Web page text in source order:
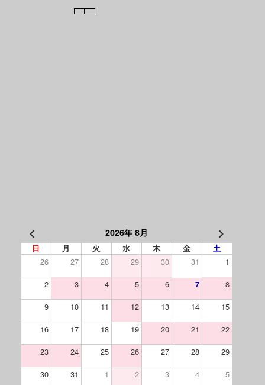
2026年 8月
日 月 火 水 木 金 土
26 27 28 29 30 31
1
2
3 4 5 6 7
8
9
10 11 12 13 14
15
16
17 18 19 20 21
22
23
24 25 26 27 28
29
30
31 1 2 3 4 5